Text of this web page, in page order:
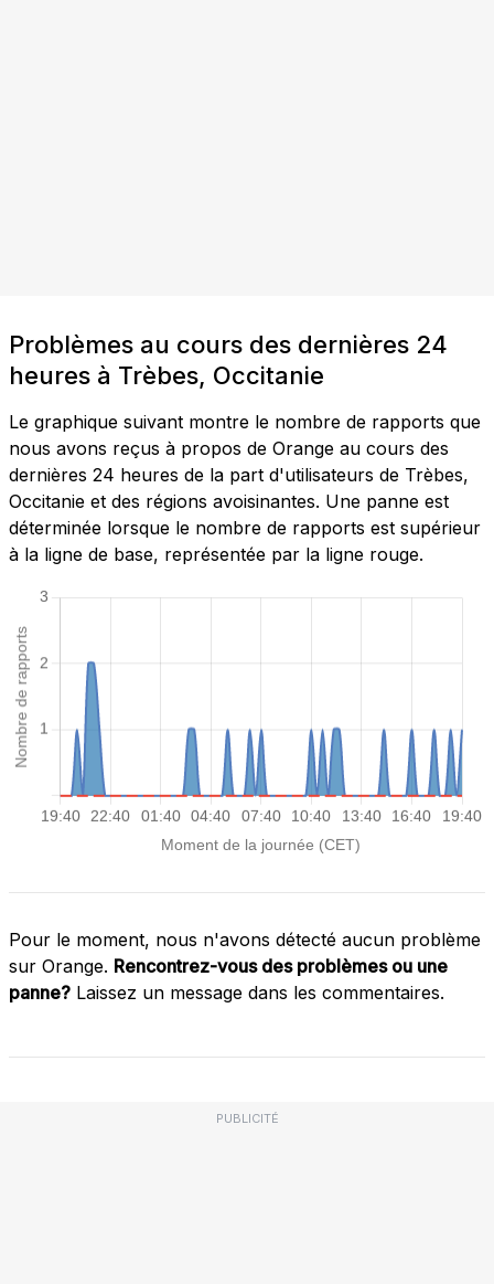
Problèmes au cours des dernières 24
heures à Trèbes, Occitanie
Le graphique suivant montre le nombre de rapports que
nous avons reçus à propos de Orange au cours des
dernières 24 heures de la part d'utilisateurs de Trèbes,
Occitanie et des régions avoisinantes. Une panne est
déterminée lorsque le nombre de rapports est supérieur
à la ligne de base, représentée par la ligne rouge.
Pour le moment, nous n'avons détecté aucun problème
sur Orange. Rencontrez-vous des problèmes ou une
panne? Laissez un message dans les commentaires.
PUBLICITÉ